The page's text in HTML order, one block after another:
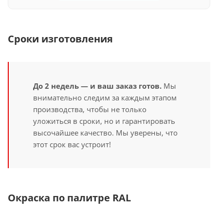
Сроки изготовления
До 2 недель — и ваш заказ готов. Мы
внимательно следим за каждым этапом
производства, чтобы не только
уложиться в сроки, но и гарантировать
высочайшее качество. Мы уверены, что
этот срок вас устроит!
Окраска по палитре RAL